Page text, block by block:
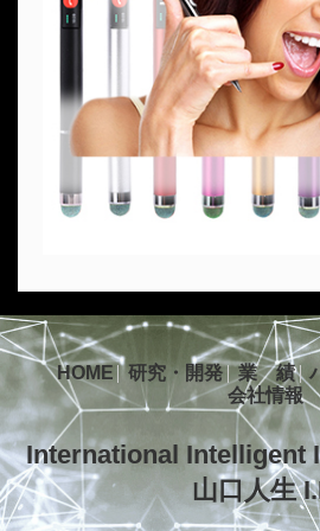
HOME 研究・開発 業 績
会社情報
International Intelligent
山口人生